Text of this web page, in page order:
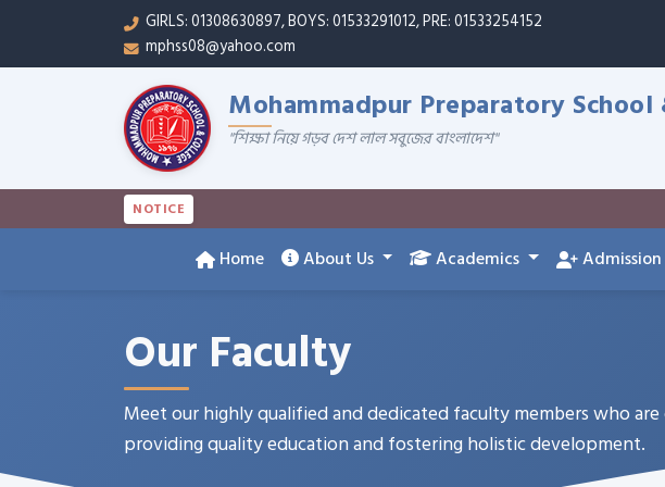
GIRLS: 01308630897, BOYS: 01533291012, PRE: 01533254152
mphss08@yahoo.com
Mohammadpur Preparatory School
"শিক্ষা নিয়ে গড়ব দেশ লাল সবুজের বাংলাদেশ"
NOTICE
Home About Us Academics Admission
Our Faculty
Meet our highly qualified and dedicated faculty members who
providing quality education and fostering holistic development.